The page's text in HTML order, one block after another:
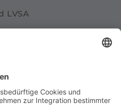
LVSA
Angler e. V.
Dresden e. V.
Mulde/Elster e. V.